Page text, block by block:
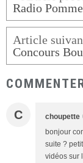
Radio
Concours
C choupette
bonjour
suite ?
vidéos sur